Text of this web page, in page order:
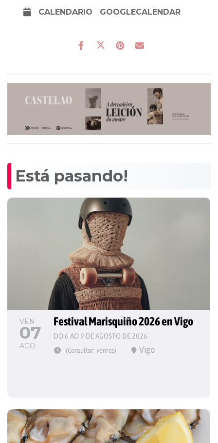
CALENDARIO GOOGLECALENDAR
Está pasando!
VEN
07
AGO
Festival Marisquiño 2026 en Vigo
DO 6 AO 9 DE AGOSTO DE 2026
(Consultar: venres) Vigo